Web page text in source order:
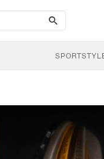
search-
btn